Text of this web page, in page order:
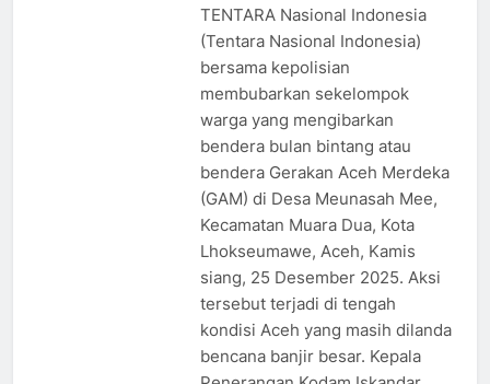
TENTARA Nasional Indonesia
(Tentara Nasional Indonesia)
bersama kepolisian
membubarkan sekelompok
warga yang mengibarkan
bendera bulan bintang atau
bendera Gerakan Aceh Merdeka
(GAM) di Desa Meunasah Mee,
Kecamatan Muara Dua, Kota
Lhokseumawe, Aceh, Kamis
siang, 25 Desember 2025. Aksi
tersebut terjadi di tengah
kondisi Aceh yang masih dilanda
bencana banjir besar. Kepala